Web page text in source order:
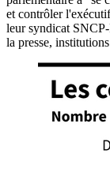
et contrôler
leur syndicat
la presse,